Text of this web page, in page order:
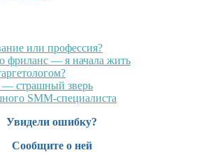
или профессия?
фриланс — я начала жить
— страшный зверь
SMM-специалиста
Увидели ошибку?
Сообщите о ней